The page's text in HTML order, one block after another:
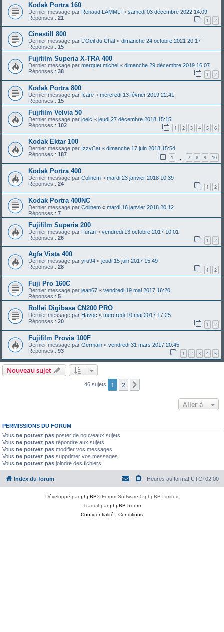
Kodak Portra 160
Dernier message par Renaud LÄMMLI « samedi 03 décembre 2022 14:09
Réponses : 21 1 2
Cinestill 800
Dernier message par L'Oeil du Chat « dimanche 24 octobre 2021 20:17
Réponses : 15
Fujifilm Superia X-TRA 400
Dernier message par marquet michel « dimanche 29 décembre 2019 16:07
Réponses : 38 1 2
Kodak Portra 800
Dernier message par Icare « mercredi 13 février 2019 22:41
Réponses : 15
Fujifilm Velvia 50
Dernier message par joelc « jeudi 27 décembre 2018 15:15
Réponses : 102 1 2 3 4 5 6
Kodak Ektar 100
Dernier message par IzzyCat « dimanche 17 juin 2018 15:54
Réponses : 187 1 7 8 9 10
Kodak Portra 400
Dernier message par Colinem « mardi 23 janvier 2018 10:39
Réponses : 24 1 2
Kodak Portra 400NC
Dernier message par Colinem « mardi 16 janvier 2018 20:12
Réponses : 7
Fujifilm Superia 200
Dernier message par Furan « vendredi 13 octobre 2017 10:01
Réponses : 26 1 2
Agfa Vista 400
Dernier message par yru94 « jeudi 15 juin 2017 15:49
Réponses : 28 1 2
Fuji Pro 160C
Dernier message par jean67 « vendredi 19 mai 2017 16:20
Réponses : 5
Rollei Digibase CN200 PRO
Dernier message par Havoc « mercredi 10 mai 2017 17:25
Réponses : 20 1 2
Fujifilm Provia 100F
Dernier message par Germain « vendredi 31 mars 2017 20:45
Réponses : 93 1 2 3 4 5
Nouveau sujet
46 sujets 1 2
Aller à
PERMISSIONS DU FORUM
Vous ne pouvez pas poster de nouveaux sujets
Vous ne pouvez pas répondre aux sujets
Vous ne pouvez pas modifier vos messages
Vous ne pouvez pas supprimer vos messages
Vous ne pouvez pas joindre des fichiers
Index du forum Heures au format UTC+02:00
Développé parphpBB® Forum Software © phpBB Limited
Traduit parphpBB-fr.com
Confidentialité | Conditions